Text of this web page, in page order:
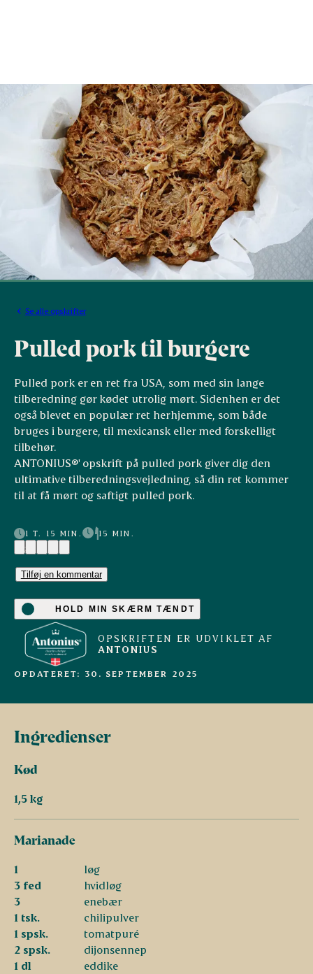
Se alle opskrifter
Pulled pork til burgere
Pulled pork er en ret fra USA, som med sin lange
tilberedning gør kødet utrolig mørt. Sidenhen er det
også blevet en populær ret herhjemme, som både
bruges i burgere, til mexicansk eller med forskelligt
tilbehør.
ANTONIUS®' opskrift på pulled pork giver dig den
ultimative tilberedningsvejledning, så din ret kommer
til at få mørt og saftigt pulled pork.
1 T. 15 MIN.
15 MIN.
(2)
Tilføj en kommentar
HOLD MIN SKÆRM TÆNDT
OPSKRIFTEN ER UDVIKLET AF
ANTONIUS
OPDATERET: 30. SEPTEMBER 2025
Ingredienser
Kød
1,5 kg
Marianade
1
løg
3 fed
hvidløg
3
enebær
1 tsk.
chilipulver
1 spsk.
tomatpuré
2 spsk.
dijonsennep
1 dl
eddike